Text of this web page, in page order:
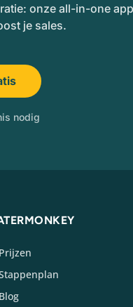
onze all-in-one
je sales.
nodig
Prijzen
Blog